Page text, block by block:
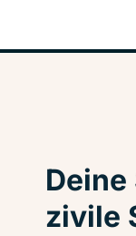
zivile